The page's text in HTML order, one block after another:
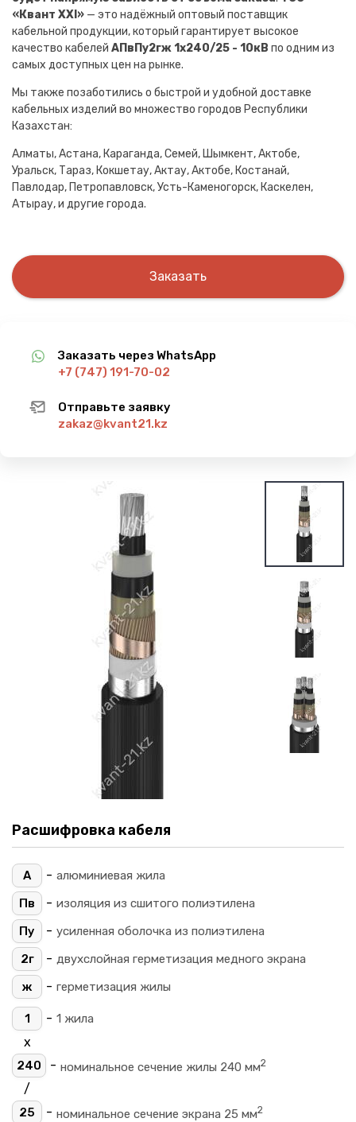
«Квант XXI» — это надёжный оптовый поставщик
кабельной продукции, который гарантирует высокое
качество кабелей АПвПу2гж 1х240/25 - 10кВ по одним из
самых доступных цен на рынке.
Мы также позаботились о быстрой и удобной доставке
кабельных изделий во множество городов Республики
Казахстан:
Алматы, Астана, Караганда, Семей, Шымкент, Актобе,
Уральск, Тараз, Кокшетау, Актау, Актобе, Костанай,
Павлодар, Петропавловск, Усть-Каменогорск, Каскелен,
Атырау, и другие города.
Заказать
Заказать через WhatsApp
+7 (747) 191-70-02
Отправьте заявку
zakaz@kvant21.kz
Расшифровка кабеля
А - алюминиевая жила
Пв
- изоляция из сшитого полиэтилена
Пу
- усиленная оболочка из полиэтилена
2г
- двухслойная герметизация медного экрана
ж
- герметизация жилы
1 - 1 жила
х
240 - номинальное сечение жилы 240 мм2
/
25 - номинальное сечение экрана 25 мм2